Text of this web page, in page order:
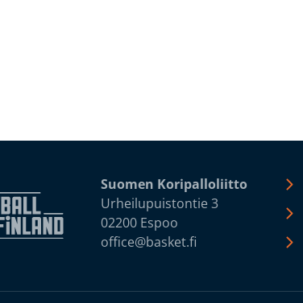
Suomen Koripalloliitto
Urheilupuistontie 3
02200 Espoo
office@basket.fi